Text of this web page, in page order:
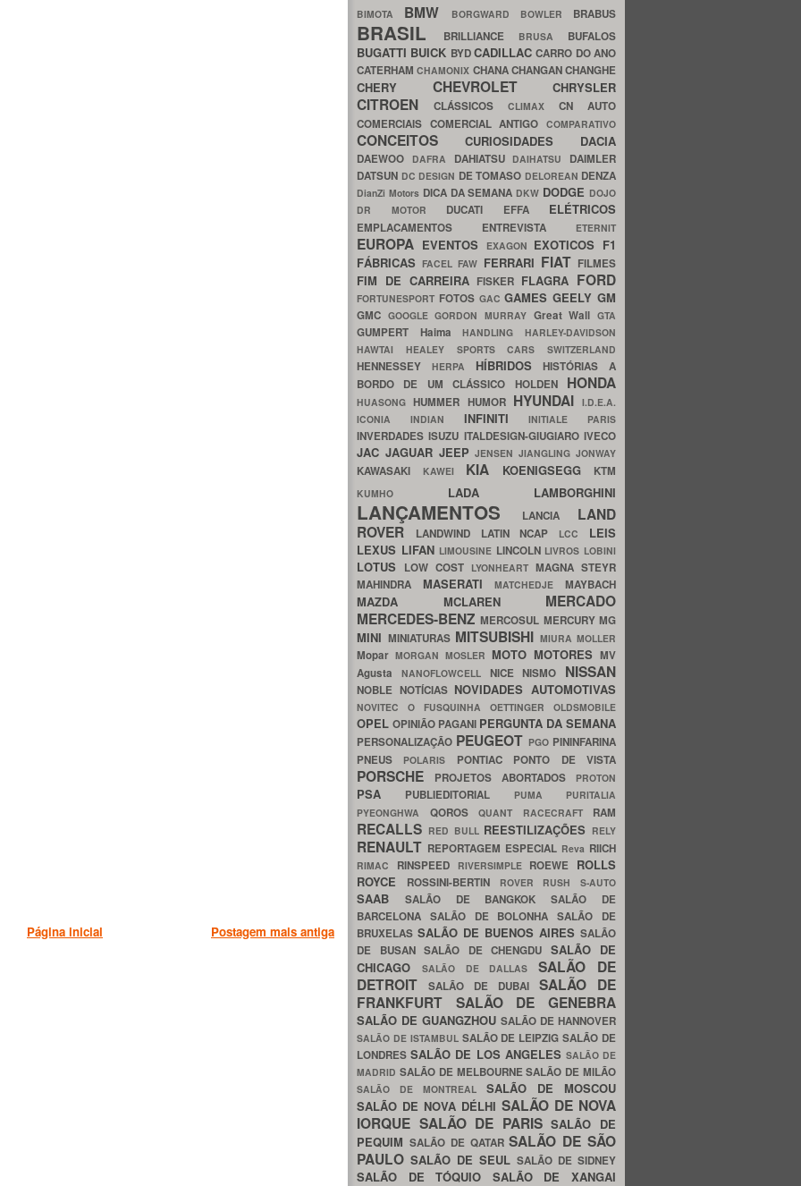
Postagem mais antiga
Página inicial
BIMOTA BMW BORGWARD BOWLER BRABUS
BRASIL BRILLIANCE BRUSA BUFALOS
BUGATTI BUICK BYDCADILLACCARRO DO ANO
CATERHAMCHAMONIX CHANACHANGANCHANGHE
CHERY CHEVROLET CHRYSLER
CITROEN CLÁSSICOS CLIMAX CN AUTO
COMERCIAIS COMERCIAL ANTIGOCOMPARATIVO
CONCEITOS CURIOSIDADES DACIA
DAEWOO DAFRA DAHIATSU DAIHATSU DAIMLER
DATSUN DC DESIGN DE TOMASO DELOREAN DENZA
DianZi Motors DICA DA SEMANA DKW DODGE DOJO
DR MOTOR DUCATI EFFA ELÉTRICOS
EMPLACAMENTOS ENTREVISTA ETERNIT
EUROPA EVENTOS EXAGON EXOTICOS F1
FÁBRICASFACELFAW FERRARI FIAT FILMES
FIM DE CARREIRA FISKER FLAGRA FORD
FORTUNESPORT FOTOS GACGAMESGEELYGM
GMC GOOGLEGORDON MURRAY Great WallGTA
GUMPERT HaimaHANDLINGHARLEY-DAVIDSON
HAWTAI HEALEY SPORTS CARS SWITZERLAND
HENNESSEY HERPA HÍBRIDOSHISTÓRIAS A
BORDO DE UM CLÁSSICO HOLDEN HONDA
HUASONGHUMMER HUMOR HYUNDAI I.D.E.A.
ICONIA INDIAN INFINITIINITIALE PARIS
INVERDADESISUZU ITALDESIGN-GIUGIAROIVECO
JAC JAGUAR JEEPJENSENJIANGLINGJONWAY
KAWASAKI KAWEI KIA KOENIGSEGG KTM
KUMHO LADA LAMBORGHINI
LANÇAMENTOS LANCIA LAND
ROVER
LANDWIND LATIN NCAP LCC LEIS
LEXUS LIFAN LIMOUSINE LINCOLN LIVROS LOBINI
LOTUS LOW COST LYONHEART MAGNA STEYR
MAHINDRA MASERATIMATCHEDJEMAYBACH
MAZDA MCLAREN MERCADO
MERCEDES-BENZMERCOSUL MERCURYMG
MINI MINIATURAS MITSUBISHI MIURA MOLLER
Mopar MORGAN MOSLER MOTO MOTORES MV
Agusta NANOFLOWCELL NICENISMO NISSAN
NOBLE NOTÍCIAS NOVIDADES AUTOMOTIVAS
NOVITEC O FUSQUINHA OETTINGER OLDSMOBILE
OPEL OPINIÃO PAGANI PERGUNTA DA SEMANA
PERSONALIZAÇÃO PEUGEOT PGO PININFARINA
PNEUS
POLARIS PONTIAC PONTO DE VISTA
PORSCHE PROJETOS ABORTADOS PROTON
PSA PUBLIEDITORIAL PUMA PURITALIA
PYEONGHWA QOROS QUANT RACECRAFT RAM
RECALLS RED BULL REESTILIZAÇÕES RELY
RENAULT REPORTAGEM ESPECIAL Reva RIICH
RIMAC RINSPEED RIVERSIMPLE ROEWE ROLLS
ROYCE
ROSSINI-BERTIN ROVER RUSH S-AUTO
SAAB SALÃO DE BANGKOKSALÃO DE
BARCELONA SALÃO DE BOLONHASALÃO DE
BRUXELAS SALÃO DE BUENOS AIRES SALÃO
DE BUSAN SALÃO DE CHENGDU SALÃO DE
CHICAGO
SALÃO DE DALLASSALÃO DE
DETROIT
SALÃO DE DUBAI SALÃO DE
FRANKFURT SALÃO DE GENEBRA
SALÃO DE GUANGZHOU SALÃO DE HANNOVER
SALÃO DE ISTAMBUL SALÃO DE LEIPZIGSALÃO DE
LONDRESSALÃO DE LOS ANGELES SALÃO DE
MADRID SALÃO DE MELBOURNESALÃO DE MILÃO
SALÃO DE MONTREAL SALÃO DE MOSCOU
SALÃO DE NOVA DÉLHI SALÃO DE NOVA
IORQUE SALÃO DE PARISSALÃO DE
PEQUIM SALÃO DE QATARSALÃO DE SÃO
PAULO SALÃO DE SEUL SALÃO DE SIDNEY
SALÃO DE TÓQUIO SALÃO DE XANGAI